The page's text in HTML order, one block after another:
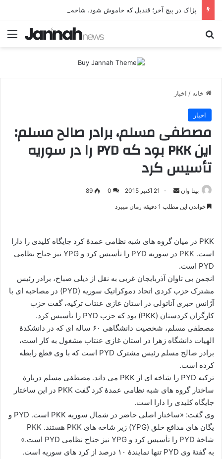
خانه / اخبار
اخبار
مصطفی مسلم، برادر صالح مسلم:
این PKK بود که PYD را در سوریه
تأسیس کرد
بیتا وان
ر
ل
ل
21 اکتبر 2015 0
89
خواندن این مطلب 1 دقیقه زمان میبرد
PKK در میان گروه های شبه نظامی عمدۀ کرد جایگاه کلیدی را دارا
است. PKK در سوریه PYD را تأسیس کرد و YPG نیز جناح نظامی
PYD است.
انجمن بی تاوان آذربایجان غربی به نقل از دیلی صباح، برادر رئیس
مشترک حزب کردی اتحاد دموکراتیک سوریه (PYD) در مصاحبه ای با
آژانس خبری آناتولی در استان غازی عنتاب ترکیه، گفت حزب
کارگران کردستان (PKK) بود که حزب PYD را تأسیس کرد.
مصطفی مسلم، شخصیت دانشگاهی ۶۰ ساله ای که در دانشکدۀ
الهیات دانشگاه زهرا در استان غازی عنتاب مشغول به کار است،
برادر صالح مسلم رئیس مشترک PYD است که با وی قطع رابطه
کرده است.
ترکیه PYD را شاخه ای از PKK می داند. مصطفی مسلم دربارۀ
ساختار گروه های شبه نظامی عمدۀ کرد گفت PKK در این ساختار
جایگاه کلیدی را دارا است.
وی گفت: «ساختار اصلی حاضر در شمال سوریه PKK است. PYD و
یگان های مدافع خلق (YPG) زیر شاخه های PKK هستند. PKK
شاخۀ PYD را تأسیس کرد و YPG نیز جناح نظامی PYD است.»
به گفتۀ وی PYD تنها نمایندۀ ۱۰ درصد از کرد های سوریه است.